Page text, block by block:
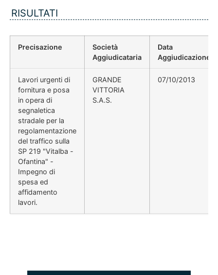
RISULTATI
Precisazione
Società
Aggiudicataria
Data
Aggiudicazione
Lavori urgenti di
fornitura e posa
in opera di
segnaletica
stradale per la
regolamentazione
del traffico sulla
SP 219 "Vitalba -
Ofantina" -
Impegno di
spesa ed
affidamento
lavori.
GRANDE
VITTORIA
S.A.S.
07/10/2013